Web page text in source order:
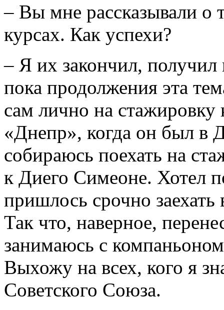
– Вы мне рассказывали о
курсах. Как успехи?
– Я их закончил,
пока продолжения эта
сам лично на
«Днепр», когда он был в
собираюсь поехать на
к Диего Симеоне. Хотел
пришлось срочно
Так что, наверное,
занимаюсь с
Выхожу на всех, кого я
Советского Союза.